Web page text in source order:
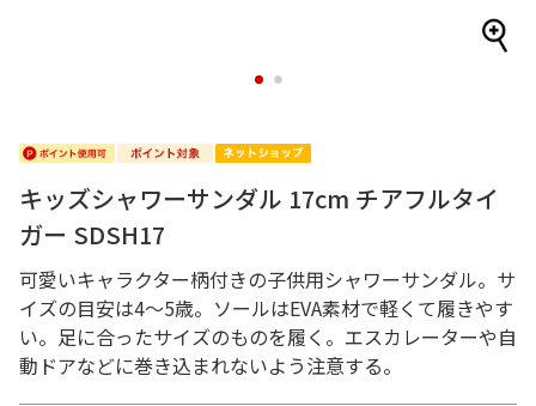
1 2
キッズシャワーサンダル 17cm チアフルタイ
ガー SDSH17
可愛いキャラクター柄付きの子供用シャワーサンダル。サ
イズの目安は4～5歳。ソールはEVA素材で軽くて履きやす
い。足に合ったサイズのものを履く。エスカレーターや自
動ドアなどに巻き込まれないよう注意する。